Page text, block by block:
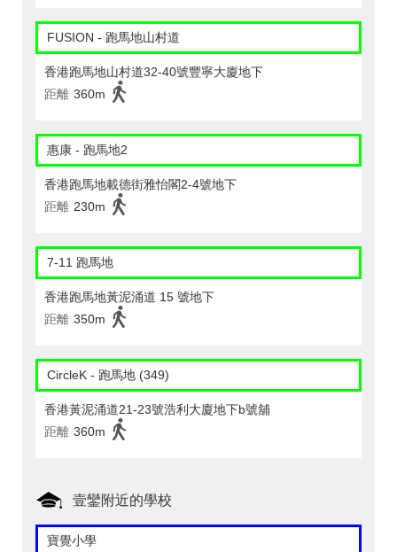
FUSION - 跑馬地山村道
香港跑馬地山村道32-40號豐寧大廈地下
距離 360m
惠康 - 跑馬地2
香港跑馬地載德街雅怡閣2-4號地下
距離 230m
7-11 跑馬地
香港跑馬地黃泥涌道 15 號地下
距離 350m
CircleK - 跑馬地 (349)
香港黃泥涌道21-23號浩利大廈地下b號舖
距離 360m
壹鑾附近的學校
寶覺小學